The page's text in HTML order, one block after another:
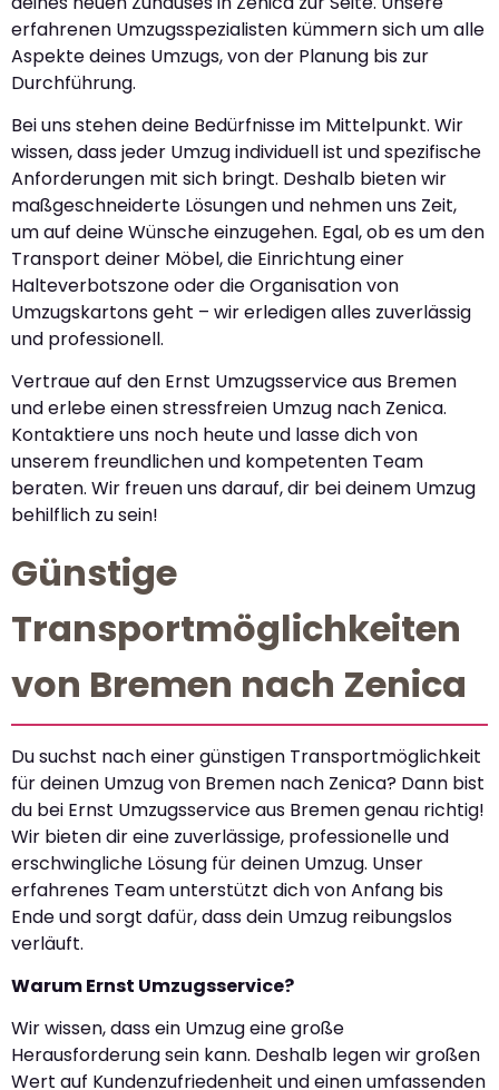
erfahrenen Umzugsspezialisten kümmern sich um alle
Aspekte deines Umzugs, von der Planung bis zur
Durchführung.
Bei uns stehen deine Bedürfnisse im Mittelpunkt. Wir
wissen, dass jeder Umzug individuell ist und spezifische
Anforderungen mit sich bringt. Deshalb bieten wir
maßgeschneiderte Lösungen und nehmen uns Zeit,
um auf deine Wünsche einzugehen. Egal, ob es um den
Transport deiner Möbel, die Einrichtung einer
Halteverbotszone oder die Organisation von
Umzugskartons geht – wir erledigen alles zuverlässig
und professionell.
Vertraue auf den Ernst Umzugsservice aus Bremen
und erlebe einen stressfreien Umzug nach Zenica.
Kontaktiere uns noch heute und lasse dich von
unserem freundlichen und kompetenten Team
beraten. Wir freuen uns darauf, dir bei deinem Umzug
behilflich zu sein!
Günstige
Transportmöglichkeiten
von Bremen nach Zenica
Du suchst nach einer günstigen Transportmöglichkeit
für deinen Umzug von Bremen nach Zenica? Dann bist
du bei Ernst Umzugsservice aus Bremen genau richtig!
Wir bieten dir eine zuverlässige, professionelle und
erschwingliche Lösung für deinen Umzug. Unser
erfahrenes Team unterstützt dich von Anfang bis
Ende und sorgt dafür, dass dein Umzug reibungslos
verläuft.
Warum Ernst Umzugsservice?
Wir wissen, dass ein Umzug eine große
Herausforderung sein kann. Deshalb legen wir großen
Wert auf Kundenzufriedenheit und einen umfassenden